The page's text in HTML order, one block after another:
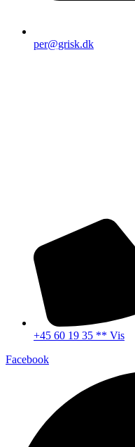
per@grisk.dk
+45 60 19 35 ** Vis
Facebook